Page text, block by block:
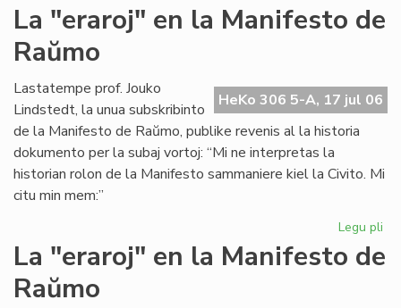
La "eraroj" en la Manifesto de
Raŭmo
HeKo 306 5-A, 17 jul 06
Lastatempe prof. Jouko
Lindstedt, la unua subskribinto
de la Manifesto de Raŭmo, publike revenis al la historia
dokumento per la subaj vortoj: “Mi ne interpretas la
historian rolon de la Manifesto sammaniere kiel la Civito. Mi
citu min mem:”
Legu pli
La "eraroj" en la Manifesto de
Raŭmo